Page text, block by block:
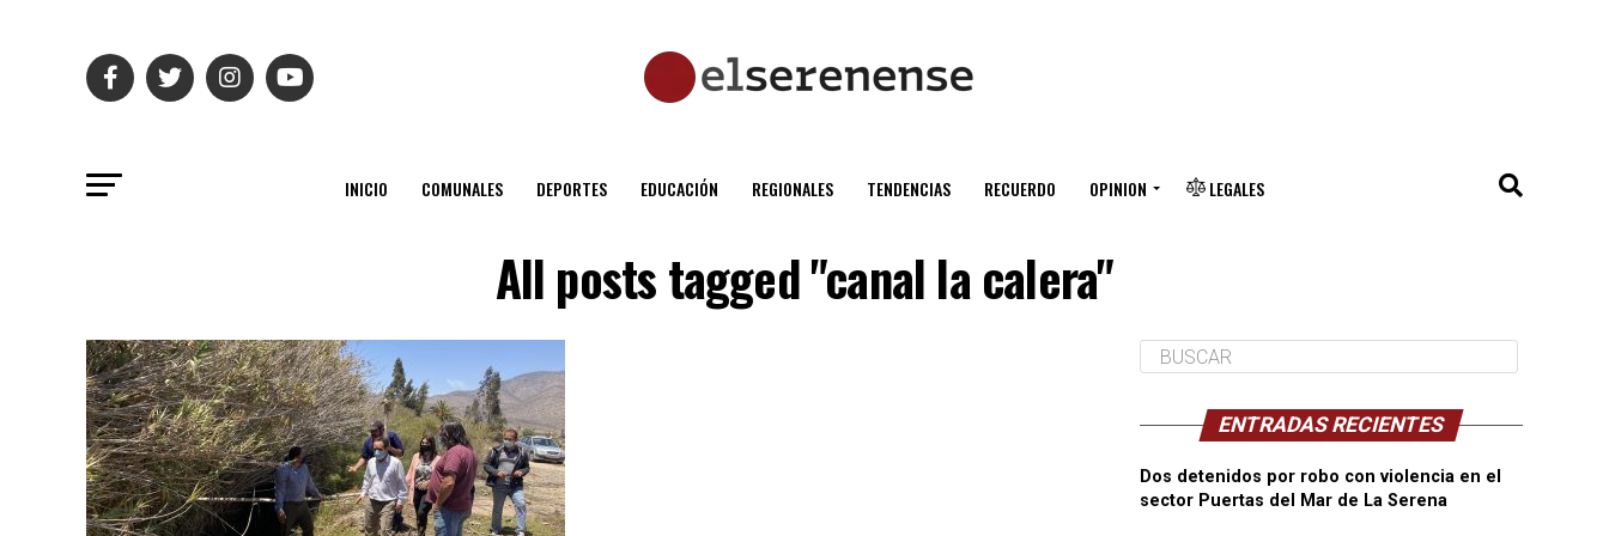
INICIO COMUNALES DEPORTES EDUCACIÓN REGIONALES TENDENCIAS RECUERDO OPINION LEGALES
All posts tagged "canal la calera"
ENTRADAS RECIENTES
Dos detenidos por robo con violencia en el
sector Puertas del Mar de La Serena